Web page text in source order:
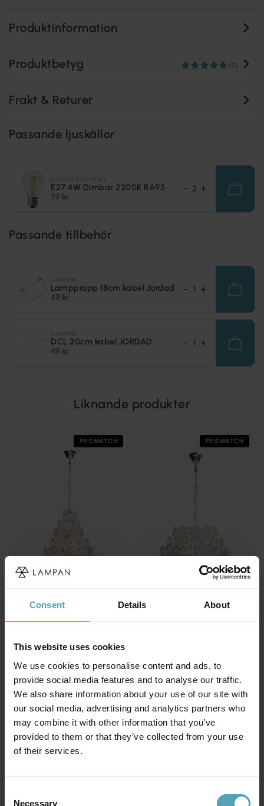
Consent Details About
This website uses cookies
We use cookies to personalise content and ads, to
provide social media features and to analyse our traffic.
We also share information about your use of our site with
our social media, advertising and analytics partners who
may combine it with other information that you’ve
provided to them or that they’ve collected from your use
of their services.
Necessary
Produktinformation
Produktbetyg (5)
Frakt & Returer
Passande ljuskällor
E27 4W Dimbar 2200K RA95
79 kr
Passande tillbehör
Lamppropp 18cm kabel Jordad
49 kr
DCL 20cm kabel JORDAD
49 kr
Liknande produkter
PRISMATCH
BY RYDÉNS
PRISMATCH
BY RYDÉNS
KAMPANJ